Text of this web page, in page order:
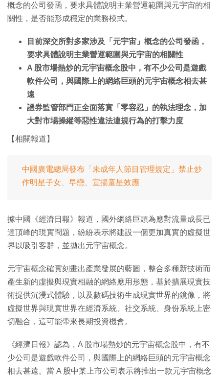
概念的公司發函，要求具體說明主業營運範圍與元宇宙的相
關性，是否能形成穩定的業務模式。
目前深交所對多家涉及「元宇宙」概念的公司發函，
要求具體說明主業營運範圍與元宇宙的相關性
A 股市場熱炒的元宇宙概念股中，有不少公司是遊戲
軟件公司，與國際上的網絡巨頭的元宇宙概念相去甚
遠
證券監管部門正全面落實「零容忍」的執法理念，加
大對市場操縱等惡性違法違規行為的打擊力度
【相關報道】
中國廣電總局發布「未成年人節目管理規定」禁止炒
作明星子女、早戀、宣揚童星效應
據中國《經濟日報》報道，國外網絡巨頭為應對流量成長已
達頂峰的現實問題，紛紛表示將建設一個更加真實的虛擬世
界以吸引客群，並拋出元宇宙概念。
元宇宙概念確實刻畫出產業發展的藍圖，整合多種新技術而
產生新的虛擬與現實相融的網絡應用形態，基於擴展現實技
術提供沉浸式體驗，以及數碼技術生成現實世界的鏡像，將
虛擬世界與現實世界在經濟系統、社交系統、身份系統上密
切融合，這可能帶來長期投資機會。
《經濟日報》認為，A 股市場熱炒的元宇宙概念股中，有不
少公司是遊戲軟件公司，與國際上的網絡巨頭的元宇宙概念
相去甚遠。當 A 股中某上市公司表示將推出一款元宇宙概念